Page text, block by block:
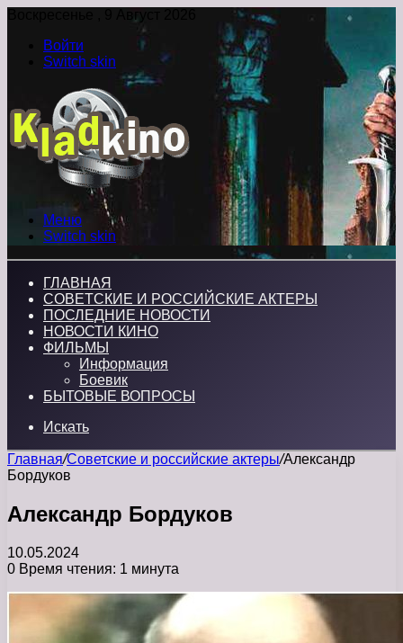
Воскресенье , 9 Август 2026
Войти
Switch skin
Меню
Switch skin
ГЛАВНАЯ
СОВЕТСКИЕ И РОССИЙСКИЕ АКТЕРЫ
ПОСЛЕДНИЕ НОВОСТИ
НОВОСТИ КИНО
ФИЛЬМЫ
Информация
Боевик
БЫТОВЫЕ ВОПРОСЫ
Искать
Главная/Советские и российские актеры/Александр
Бордуков
Александр Бордуков
10.05.2024
0 Время чтения: 1 минута